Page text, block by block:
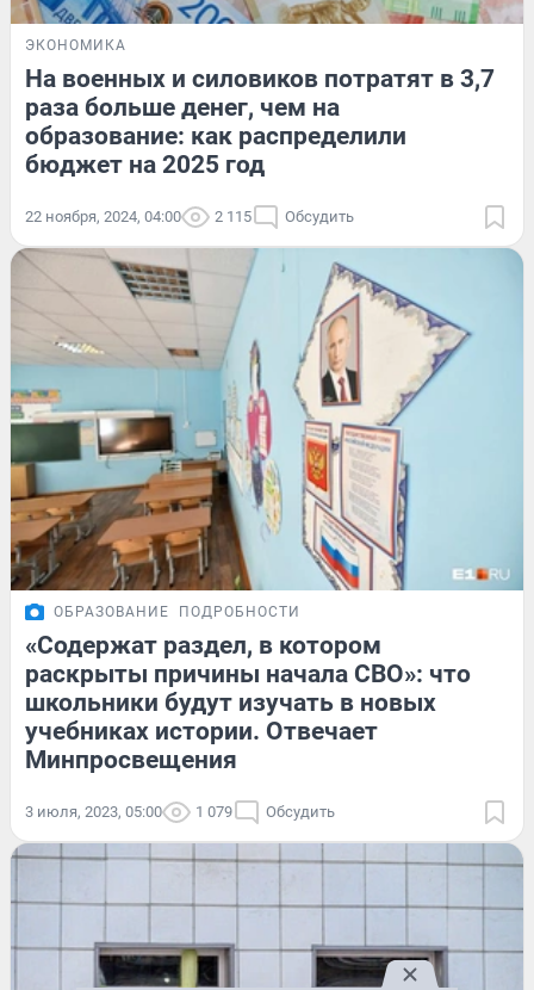
ЭКОНОМИКА
На военных и силовиков потратят в 3,7
раза больше денег, чем на
образование: как распределили
бюджет на 2025 год
22 ноября, 2024, 04:00 2 115 Обсудить
ОБРАЗОВАНИЕ ПОДРОБНОСТИ
«Содержат раздел, в котором
раскрыты причины начала СВО»: что
школьники будут изучать в новых
учебниках истории. Отвечает
Минпросвещения
3 июля, 2023, 05:00 1 079 Обсудить